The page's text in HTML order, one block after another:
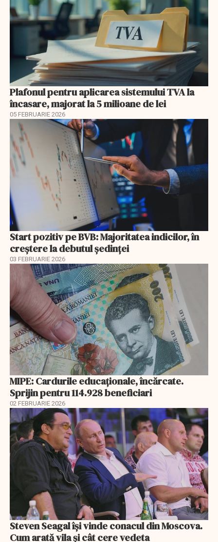
Plafonul pentru aplicarea sistemului TVA la
încasare, majorat la 5 milioane de lei
05 FEBRUARIE 2026
Start pozitiv pe BVB: Majoritatea indicilor, în
creştere la debutul şedinţei
03 FEBRUARIE 2026
MIPE: Cardurile educaţionale, încărcate.
Sprijin pentru 114.928 beneficiari
02 FEBRUARIE 2026
Steven Seagal își vinde conacul din Moscova.
Cum arată vila și cât cere vedeta